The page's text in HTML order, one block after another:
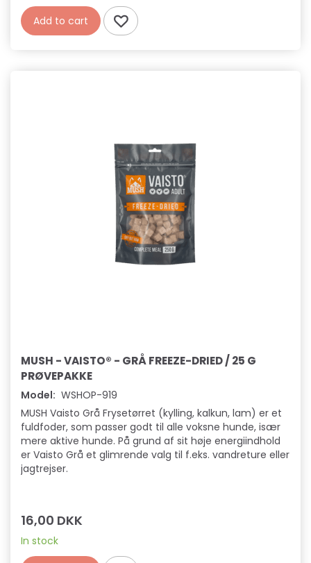
Add to cart
MUSH - VAISTO® - GRÅ FREEZE-DRIED / 25 G
PRØVEPAKKE
Model: WSHOP-919
MUSH Vaisto Grå Frysetørret (kylling, kalkun, lam) er et
fuldfoder, som passer godt til alle voksne hunde, især
mere aktive hunde. På grund af sit høje energiindhold
er Vaisto Grå et glimrende valg til f.eks. vandreture eller
jagtrejser.
16,00 DKK
In stock